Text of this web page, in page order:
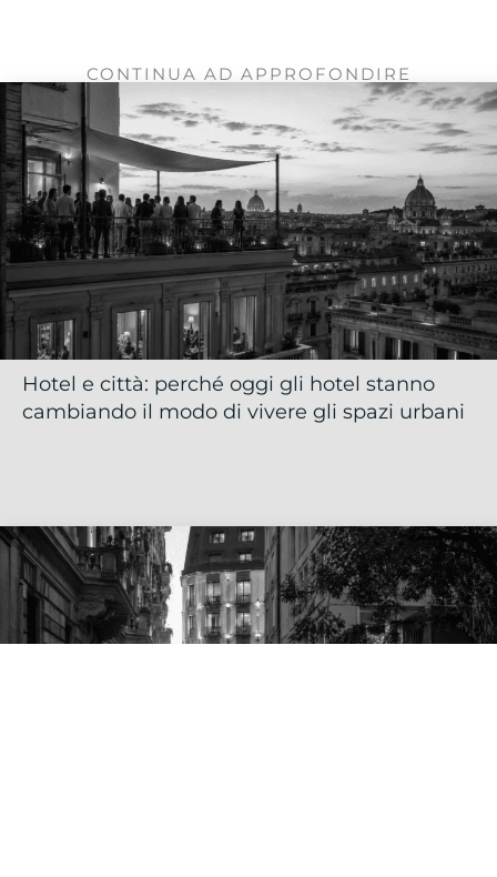
CONTINUA AD APPROFONDIRE
Hotel e città: perché oggi gli hotel stanno
cambiando il modo di vivere gli spazi urbani